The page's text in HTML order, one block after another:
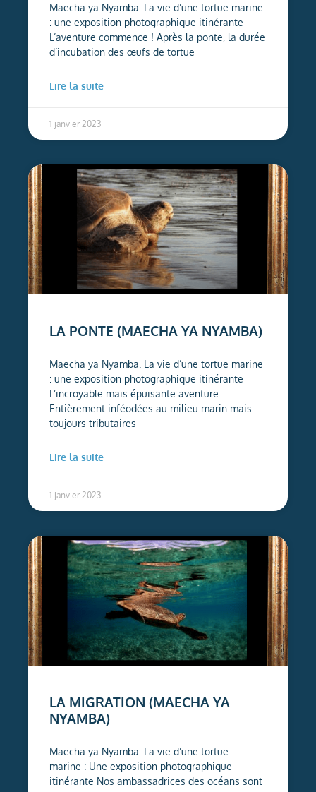
Maecha ya Nyamba. La vie d’une tortue marine
: une exposition photographique itinérante
L’aventure commence ! Après la ponte, la durée
d’incubation des œufs de tortue
Lire la suite
1 janvier 2023
LA PONTE (MAECHA YA NYAMBA)
Maecha ya Nyamba. La vie d’une tortue marine
: une exposition photographique itinérante
L’incroyable mais épuisante aventure
Entièrement inféodées au milieu marin mais
toujours tributaires
Lire la suite
1 janvier 2023
LA MIGRATION (MAECHA YA
NYAMBA)
Maecha ya Nyamba. La vie d’une tortue
marine : Une exposition photographique
itinérante Nos ambassadrices des océans sont